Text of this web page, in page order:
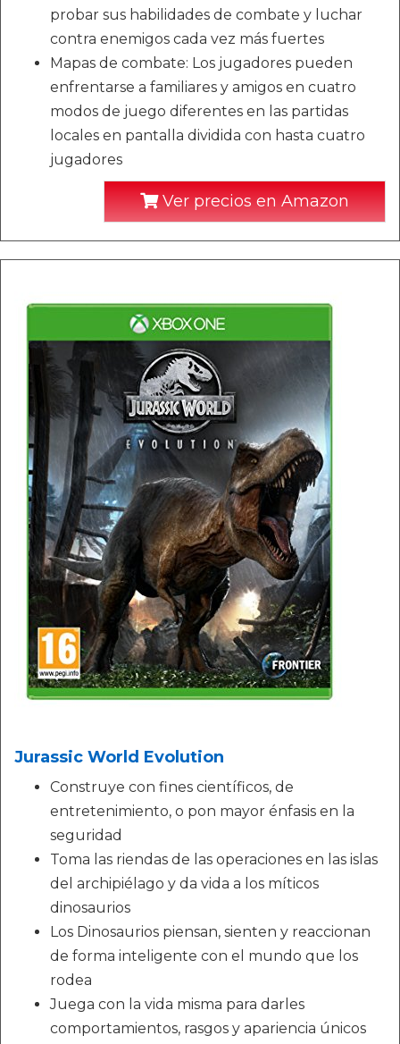
probar sus habilidades de combate y luchar
contra enemigos cada vez más fuertes
Mapas de combate: Los jugadores pueden
enfrentarse a familiares y amigos en cuatro
modos de juego diferentes en las partidas
locales en pantalla dividida con hasta cuatro
jugadores
Ver precios en Amazon
Jurassic World Evolution
Construye con fines científicos, de
entretenimiento, o pon mayor énfasis en la
seguridad
Toma las riendas de las operaciones en las islas
del archipiélago y da vida a los míticos
dinosaurios
Los Dinosaurios piensan, sienten y reaccionan
de forma inteligente con el mundo que los
rodea
Juega con la vida misma para darles
comportamientos, rasgos y apariencia únicos